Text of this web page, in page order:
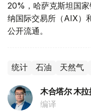
20%，哈萨克斯坦国
纳国际交易所（AIX）
公开流通。
统计 石油 天然气
木合塔尔 木拉
编译